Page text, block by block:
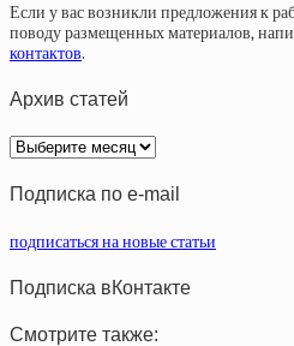
Если у вас возникли предложения к
поводу размещенных материалов,
контактов.
Архив статей
Архив
статей
Подписка по e-mail
подписаться на новые статьи
Подписка вКонтакте
Смотрите также: